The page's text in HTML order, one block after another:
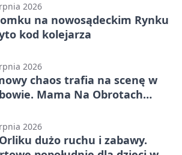
2026
na nowosądeckim Rynku
kod kolejarza
2026
chaos trafia na scenę w
Mama Na Obrotach
2026
dużo ruchu i zabawy.